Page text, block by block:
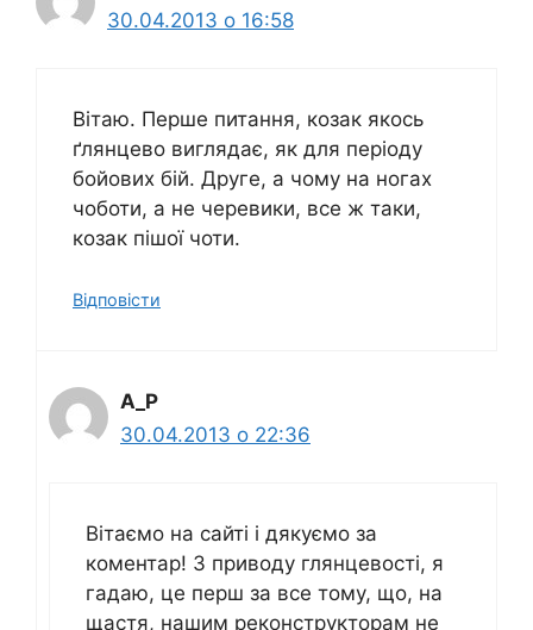
30.04.2013 о 16:58
Вітаю. Перше питання, козак якось
ґлянцево виглядає, як для періоду
бойових бій. Друге, а чому на ногах
чоботи, а не черевики, все ж таки,
козак пішої чоти.
Відповіcти
A_P
30.04.2013 о 22:36
Вітаємо на сайті і дякуємо за
коментар! З приводу глянцевості, я
гадаю, це перш за все тому, що, на
щастя, нашим реконструкторам не